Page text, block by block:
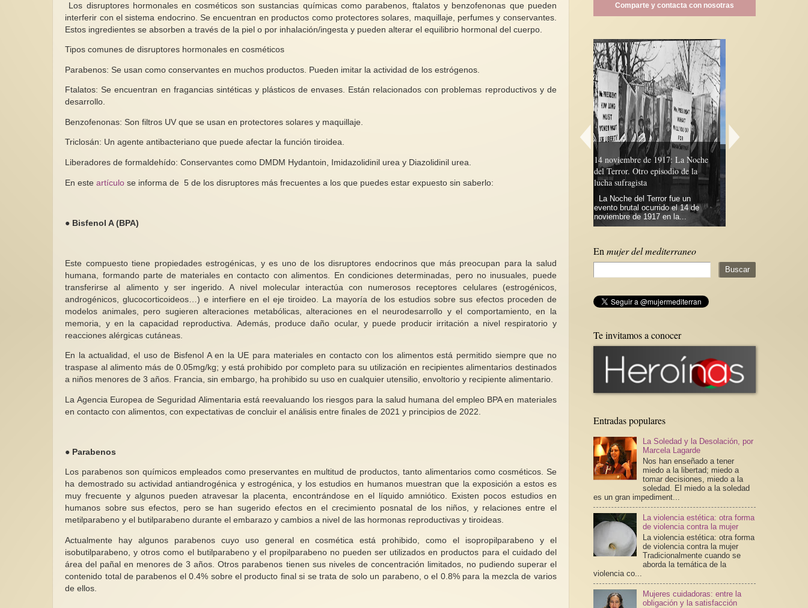
Los disruptores hormonales en cosméticos son sustancias químicas como parabenos, ftalatos y benzofenonas que pueden
interferir con el sistema endocrino. Se encuentran en productos como protectores solares, maquillaje, perfumes y conservantes.
Estos ingredientes se absorben a través de la piel o por inhalación/ingesta y pueden alterar el equilibrio hormonal del cuerpo.
Tipos comunes de disruptores hormonales en cosméticos
Parabenos: Se usan como conservantes en muchos productos. Pueden imitar la actividad de los estrógenos.
Ftalatos: Se encuentran en fragancias sintéticas y plásticos de envases. Están relacionados con problemas reproductivos y de
desarrollo.
Benzofenonas: Son filtros UV que se usan en protectores solares y maquillaje.
Triclosán: Un agente antibacteriano que puede afectar la función tiroidea.
Liberadores de formaldehído: Conservantes como DMDM Hydantoin, Imidazolidinil urea y Diazolidinil urea.
En esteartículose informa de 5 de los disruptores más frecuentes a los que puedes estar expuesto sin saberlo:
● Bisfenol A (BPA)
Este compuesto tiene propiedades estrogénicas, y es uno de los disruptores endocrinos que más preocupan para la salud
humana, formando parte de materiales en contacto con alimentos. En condiciones determinadas, pero no inusuales, puede
transferirse al alimento y ser ingerido. A nivel molecular interactúa con numerosos receptores celulares (estrogénicos,
androgénicos, glucocorticoideos…) e interfiere en el eje tiroideo. La mayoría de los estudios sobre sus efectos proceden de
modelos animales, pero sugieren alteraciones metabólicas, alteraciones en el neurodesarrollo y el comportamiento, en la
memoria, y en la capacidad reproductiva. Además, produce daño ocular, y puede producir irritación a nivel respiratorio y
reacciones alérgicas cutáneas.
En la actualidad, el uso de Bisfenol A en la UE para materiales en contacto con los alimentos está permitido siempre que no
traspase al alimento más de 0.05mg/kg; y está prohibido por completo para su utilización en recipientes alimentarios destinados
a niños menores de 3 años. Francia, sin embargo, ha prohibido su uso en cualquier utensilio, envoltorio y recipiente alimentario.
La Agencia Europea de Seguridad Alimentaria está reevaluando los riesgos para la salud humana del empleo BPA en materiales
en contacto con alimentos, con expectativas de concluir el análisis entre finales de 2021 y principios de 2022.
● Parabenos
Los parabenos son químicos empleados como preservantes en multitud de productos, tanto alimentarios como cosméticos. Se
ha demostrado su actividad antiandrogénica y estrogénica, y los estudios en humanos muestran que la exposición a estos es
muy frecuente y algunos pueden atravesar la placenta, encontrándose en el líquido amniótico. Existen pocos estudios en
humanos sobre sus efectos, pero se han sugerido efectos en el crecimiento posnatal de los niños, y relaciones entre el
metilparabeno y el butilparabeno durante el embarazo y cambios a nivel de las hormonas reproductivas y tiroideas.
Actualmente hay algunos parabenos cuyo uso general en cosmética está prohibido, como el isopropilparabeno y el
isobutilparabeno, y otros como el butilparabeno y el propilparabeno no pueden ser utilizados en productos para el cuidado del
área del pañal en menores de 3 años. Otros parabenos tienen sus niveles de concentración limitados, no pudiendo superar el
contenido total de parabenos el 0.4% sobre el producto final si se trata de solo un parabeno, o el 0.8% para la mezcla de varios
de ellos.
Comparte y contacta con nosotras
Inmigración violencias y mujeres
14 noviembre de 1917: La Noche
del Terror. Otro episodio de la
lucha sufragista
evento brutal ocurrido el 14 de
¿Por qué hablar del feminismo
pacifista internacionalista? 1/3
Carmen Magallón *El
internacionalismo feminista nació
buscando conseguir los mismos
derechos...
En mujer del mediterraneo
Te invitamos a conocer
Entradas populares
La Soledad y la Desolación, por
Marcela Lagarde
Nos han enseñado a tener
miedo a la libertad; miedo a
tomar decisiones, miedo a la
soledad. El miedo a la soledad
es un gran impediment...
La violencia estética: otra forma
de violencia contra la mujer
La violencia estética: otra forma
de violencia contra la mujer
Tradicionalmente cuando se
aborda la temática de la
violencia co...
Mujeres cuidadoras: entre la
obligación y la satisfacción